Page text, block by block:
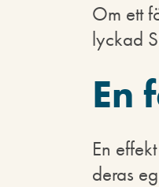
Om ett
lyckad
En
En
deras